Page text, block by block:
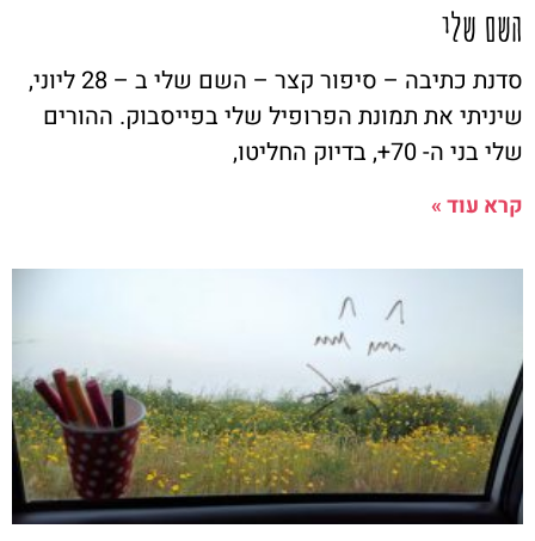
השם שלי
סדנת כתיבה – סיפור קצר – השם שלי ב – 28 ליוני,
שיניתי את תמונת הפרופיל שלי בפייסבוק. ההורים
שלי בני ה- 70+, בדיוק החליטו,
קרא עוד »